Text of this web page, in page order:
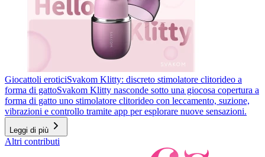
Giocattoli eroticiSvakom Klitty: discreto stimolatore clitorideo a
forma di gattoSvakom Klitty nasconde sotto una giocosa copertura a
forma di gatto uno stimolatore clitorideo con leccamento, suzione,
vibrazioni e controllo tramite app per esplorare nuove sensazioni.
Leggi di più
Altri contributi